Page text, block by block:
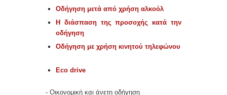
Οδήγηση μετά από χρήση αλκοόλ
Η διάσπαση της προσοχής κατά την
οδήγηση
Οδήγηση με χρήση κινητού τηλεφώνου
Eco drive
- Οικονομική και άνετη οδήγηση